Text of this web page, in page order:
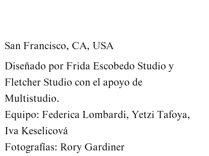
San Francisco, CA, USA
Diseñado por Frida Escobedo Studio y
Fletcher Studio con el apoyo de
Multistudio.
Equipo: Federica Lombardi, Yetzi Tafoya,
Iva Keselicová
Fotografías: Rory Gardiner